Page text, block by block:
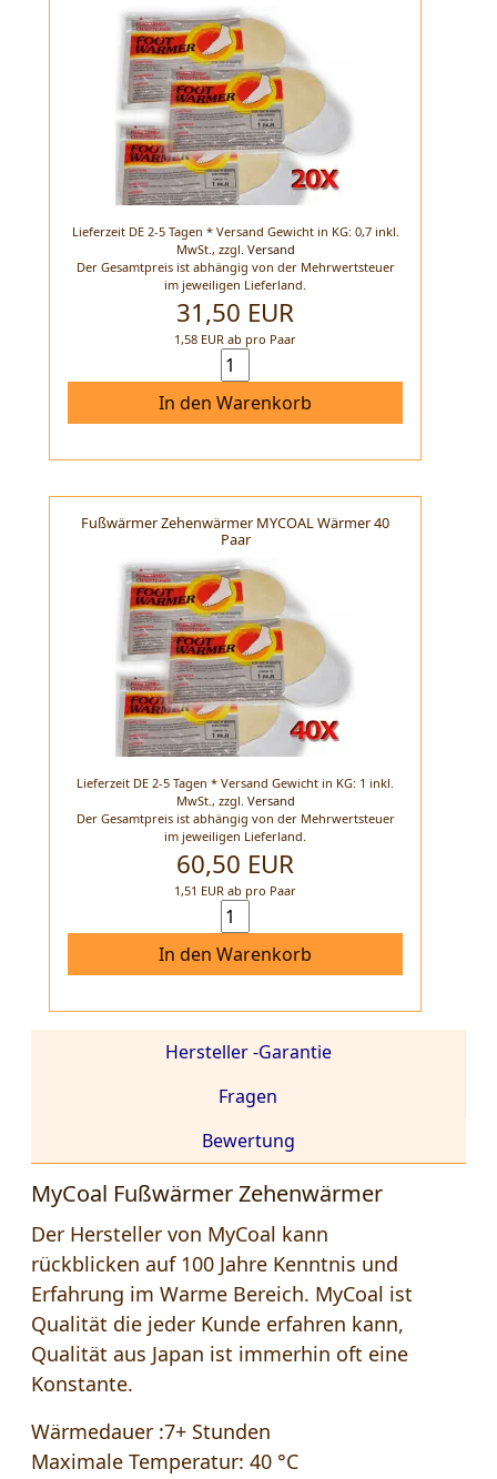
Lieferzeit DE 2-5 Tagen * Versand Gewicht in KG: 0,7 inkl.
MwSt., zzgl. Versand
Der Gesamtpreis ist abhängig von der Mehrwertsteuer
im jeweiligen Lieferland.
31,50 EUR
1,58 EUR ab pro Paar
In den Warenkorb
Fußwärmer Zehenwärmer MYCOAL Wärmer 40
Paar
Lieferzeit DE 2-5 Tagen * Versand Gewicht in KG: 1 inkl.
MwSt., zzgl. Versand
Der Gesamtpreis ist abhängig von der Mehrwertsteuer
im jeweiligen Lieferland.
60,50 EUR
1,51 EUR ab pro Paar
In den Warenkorb
MyCoal Fußwärmer Zehenwärmer
Der Hersteller von MyCoal kann
rückblicken auf 100 Jahre Kenntnis und
Erfahrung im Warme Bereich. MyCoal ist
Qualität die jeder Kunde erfahren kann,
Qualität aus Japan ist immerhin oft eine
Konstante.
Wärmedauer :7+ Stunden
Maximale Temperatur: 40 °C
Hersteller -Garantie
Fragen
Bewertung